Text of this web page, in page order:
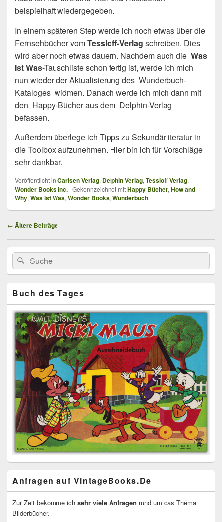
beispielhaft wiedergegeben.
In einem späteren Step werde ich noch etwas über die
Fernsehbücher vomTessloff-Verlag schreiben. Dies
wird aber noch etwas dauern. Nachdem auch die Was
Ist Was-Tauschliste schon fertig ist, werde ich mich
nun wieder der Aktualisierung des Wunderbuch-
Kataloges widmen. Danach werde ich mich dann mit
den Happy-Bücher aus dem Delphin-Verlag
befassen.
Außerdem überlege ich Tipps zu Sekundärliteratur in
die Toolbox aufzunehmen. Hier bin ich für Vorschläge
sehr dankbar.
Veröffentlicht in Carlsen Verlag, Delphin Verlag, Tessloff Verlag,
Wonder Books Inc. | Gekennzeichnet mitHappy Bücher, How and
Why, Was ist Was, Wonder Books, Wunderbuch
Beitragsnavigation
← Ältere Beiträge
Primärer
Seitenleisten
Widget-
Bereich
Search
for:
Suche
Buch des Tages
Anfragen auf VintageBooks.De
Zur Zeit bekomme ich sehr viele Anfragen rund um das Thema
Bilderbücher.